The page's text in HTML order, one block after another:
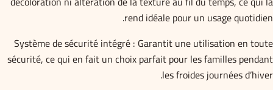
rend idéale pour un usage quotidien.
Système de sécurité intégré : Garantit une utilisation en toute
sécurité, ce qui en fait un choix parfait pour les familles pendant
les froides journées d’hiver.